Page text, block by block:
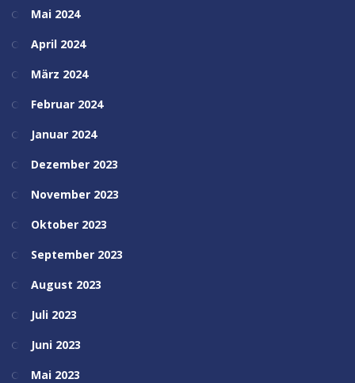
Mai 2024
April 2024
März 2024
Februar 2024
Januar 2024
Dezember 2023
November 2023
Oktober 2023
September 2023
August 2023
Juli 2023
Juni 2023
Mai 2023